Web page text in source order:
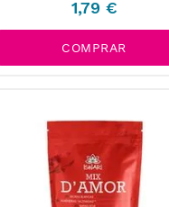
1,79 €
COMPRAR